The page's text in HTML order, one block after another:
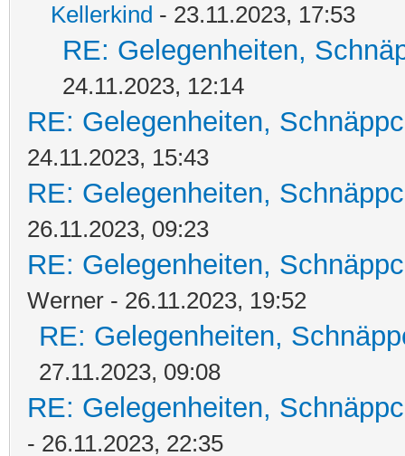
Kellerkind - 23.11.2023, 17:53
RE: Gelegenheiten,
24.11.2023, 12:14
RE: Gelegenheiten,
24.11.2023, 15:43
RE: Gelegenheiten,
26.11.2023, 09:23
RE: Gelegenheiten,
Werner - 26.11.2023, 19:52
RE: Gelegenheiten,
27.11.2023, 09:08
RE: Gelegenheiten,
- 26.11.2023, 22:35